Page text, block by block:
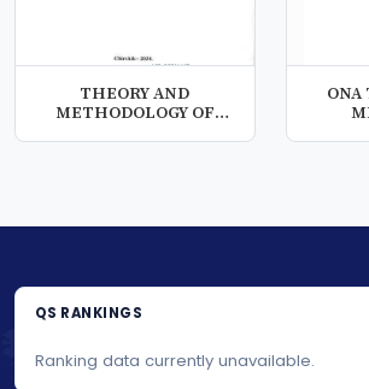
THEORY AND
METHODOLOGY OF
QS RANKINGS
Ranking data currently unavailable.